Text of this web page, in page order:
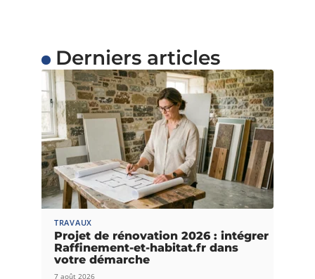
Derniers articles
TRAVAUX
Projet de rénovation 2026 : intégrer
Raffinement-et-habitat.fr dans
votre démarche
7 août 2026